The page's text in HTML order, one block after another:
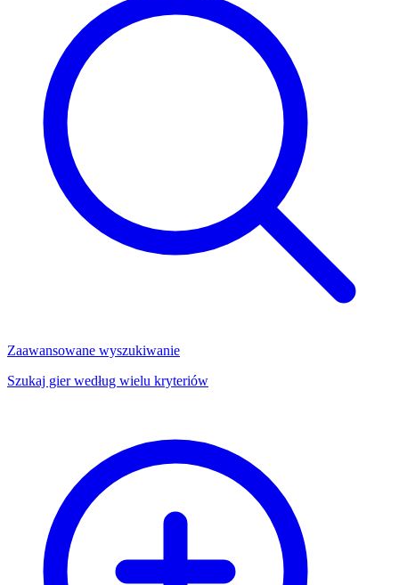
Zaawansowane wyszukiwanie
Szukaj gier według wielu kryteriów